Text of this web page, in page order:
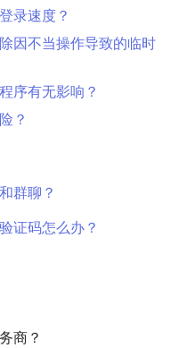
录速度？
因不当操作导致的临时
序有无影响？
？
群聊？
证码怎么办？
商？